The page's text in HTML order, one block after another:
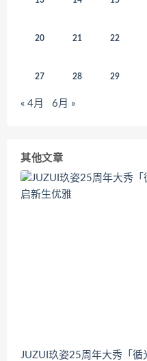
20 21 22
27 28 29
« 4月 6月 »
其他文章
JUZUI玖姿25周年大秀「